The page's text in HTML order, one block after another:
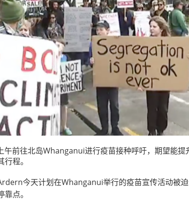
前往北岛Whanganui进行疫苗接种呼吁，期望能提
程。
今天计划在Whanganui举行的疫苗宣传活动被
点。